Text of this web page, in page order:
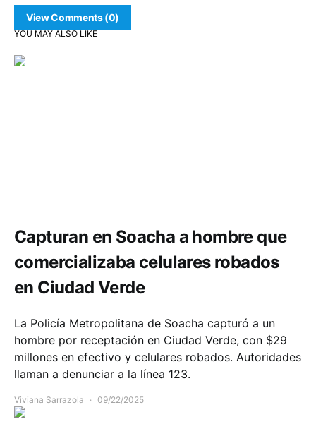
View Comments (0)
YOU MAY ALSO LIKE
Capturan en Soacha a hombre que
comercializaba celulares robados
en Ciudad Verde
La Policía Metropolitana de Soacha capturó a un
hombre por receptación en Ciudad Verde, con $29
millones en efectivo y celulares robados. Autoridades
llaman a denunciar a la línea 123.
Viviana Sarrazola 09/22/2025